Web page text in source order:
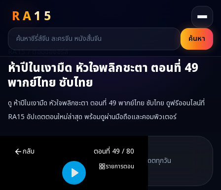
RA15
ค้นหา
RA15 / ตอนของซีรี่ส์
ห้าปีในเงามืด หัวใจพลิกชะตา ตอนที่ 49
พากย์ไทย ซับไทย
ดู ห้าปีในเงามืด หัวใจพลิกชะตา ตอนที่ 49 พากย์ไทย ซับไทย ดูฟรีออนไลน์ที่
RA15 อัปเดตตอนใหม่ล่าสุด พร้อมดูผ่านมือถือและคอมพิวเตอร์
กลับ ตอนที่ 49 /80
รายการตอน
Play
พากย์ไทย ซับไทย ดูฟรีออนไล
RA15 เป็นเว็บไซต์ดูซีรี่ส์จีนออนไลน์ฟรี ที่รวบรวมหนังจีน ละครจีน มิ
RA15 Drama
RA15 Drama
รวมซีรี่ส์จีน ละครสั้น หนังแนวตั้ง พากย์ไทย อัปเดตทุกวัน
RA15 Drama